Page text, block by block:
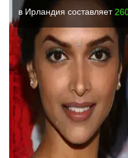
в Ирландия составляет